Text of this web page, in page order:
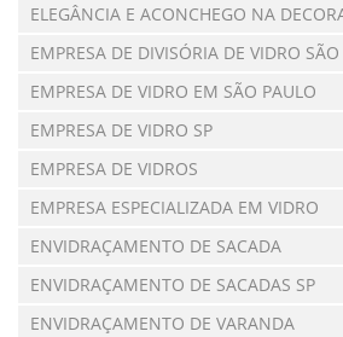
ELEGÂNCIA E ACONCHEGO NA
EMPRESA DE DIVISÓRIA DE VIDRO
EMPRESA DE VIDRO EM SÃO PAULO
EMPRESA DE VIDRO SP
EMPRESA DE VIDROS
EMPRESA ESPECIALIZADA EM VIDRO
ENVIDRAÇAMENTO DE SACADA
ENVIDRAÇAMENTO DE SACADAS SP
ENVIDRAÇAMENTO DE VARANDA